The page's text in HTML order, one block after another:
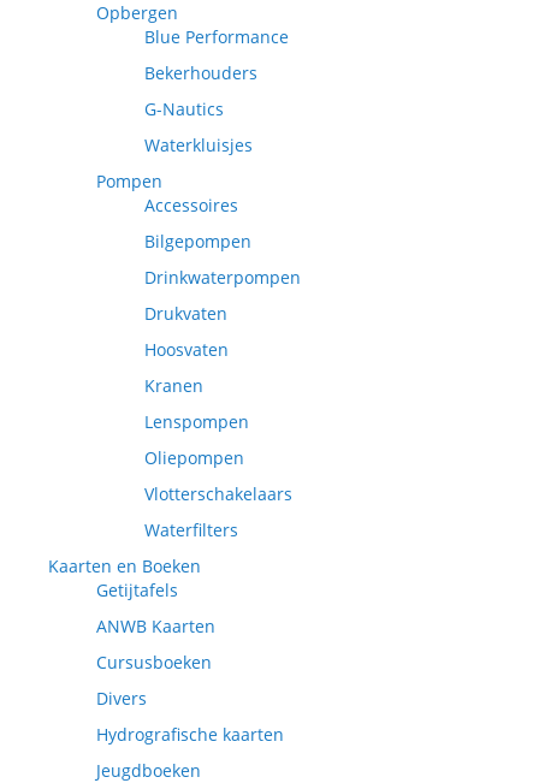
Opbergen
Blue Performance
Bekerhouders
G-Nautics
Waterkluisjes
Pompen
Accessoires
Bilgepompen
Drinkwaterpompen
Drukvaten
Hoosvaten
Kranen
Lenspompen
Oliepompen
Vlotterschakelaars
Waterfilters
Kaarten en Boeken
Getijtafels
ANWB Kaarten
Cursusboeken
Divers
Hydrografische kaarten
Jeugdboeken